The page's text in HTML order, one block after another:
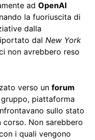
ad OpenAI
la fuoriuscita di
dalla
dal New York
non avrebbero reso
verso un forum
piattaforma
sullo stato
Non sarebbero
i quali vengono